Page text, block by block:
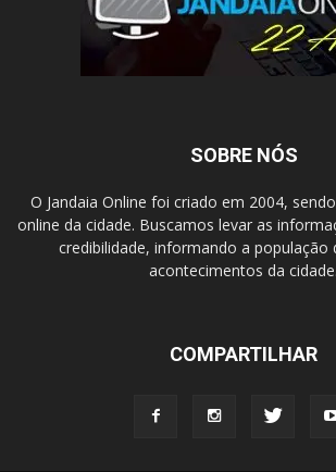
SOBRE NÓS
O Jandaia Online foi criado em 2004,
online da cidade. Buscamos levar as
credibilidade, informando a população
acontecimentos da cidade.
COMPARTILHAR